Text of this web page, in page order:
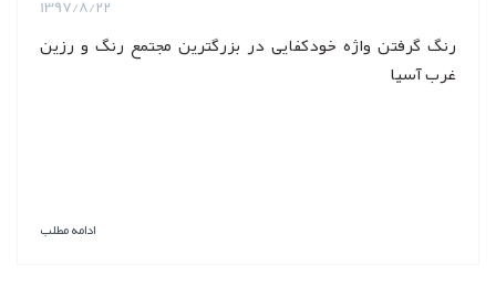
1397/8/22
رنگ گرفتن واژه خودکفایی در بزرگترین مجتمع رنگ و رزین
غرب آسیا
ادامه مطلب